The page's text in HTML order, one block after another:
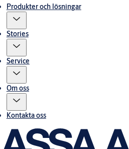
Produkter och lösningar
Stories
Service
Om oss
Kontakta oss